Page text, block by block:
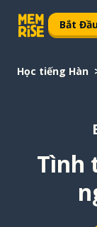
Bắt
Học tiếng Hàn
Tình